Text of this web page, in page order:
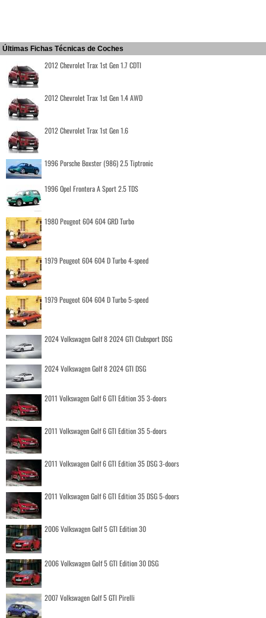
Últimas Fichas Técnicas de Coches
2012 Chevrolet Trax 1st Gen 1.7 CDTI
2012 Chevrolet Trax 1st Gen 1.4 AWD
2012 Chevrolet Trax 1st Gen 1.6
1996 Porsche Boxster (986) 2.5 Tiptronic
1996 Opel Frontera A Sport 2.5 TDS
1980 Peugeot 604 604 GRD Turbo
1979 Peugeot 604 604 D Turbo 4-speed
1979 Peugeot 604 604 D Turbo 5-speed
2024 Volkswagen Golf 8 2024 GTI Clubsport DSG
2024 Volkswagen Golf 8 2024 GTI DSG
2011 Volkswagen Golf 6 GTI Edition 35 3-doors
2011 Volkswagen Golf 6 GTI Edition 35 5-doors
2011 Volkswagen Golf 6 GTI Edition 35 DSG 3-doors
2011 Volkswagen Golf 6 GTI Edition 35 DSG 5-doors
2006 Volkswagen Golf 5 GTI Edition 30
2006 Volkswagen Golf 5 GTI Edition 30 DSG
2007 Volkswagen Golf 5 GTI Pirelli